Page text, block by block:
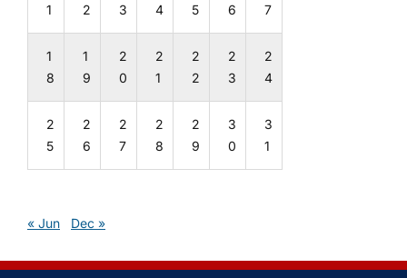
1
2
3
4
5
6
7
1
8
1
9
2
0
2
1
2
2
2
3
2
4
2
5
2
6
2
7
2
8
2
9
3
0
3
1
« Jun Dec »